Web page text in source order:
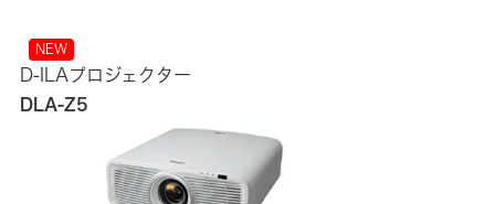
NEW
D-ILAプロジェクター
DLA-Z5